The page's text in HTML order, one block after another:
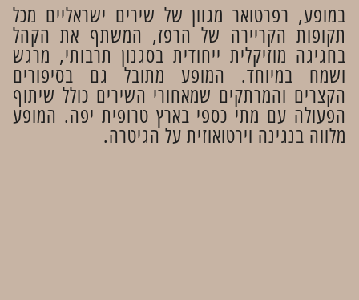
במופע, רפרטואר מגוון של שירים ישראליים מכל
תקופות הקריירה של הרפז, המשתף את הקהל
בחגיגה מוזיקלית ייחודית בסגנון תרבותי, מרגש
ושמח במיוחד. המופע מתובל גם בסיפורים
הקצרים והמרתקים שמאחורי השירים כולל שיתוף
הפעולה עם מתי כספי בארץ טרופית יפה. המופע
מלווה בנגינה וירטואוזית על הגיטרה.